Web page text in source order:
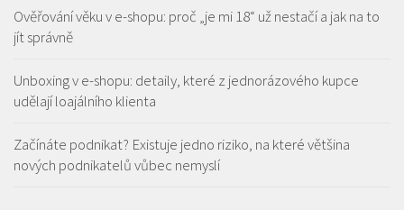
Ověřování věku v e-shopu: proč „je mi 18“ už nestačí a jak na to
jít správně
Unboxing v e-shopu: detaily, které z jednorázového kupce
udělají loajálního klienta
Začínáte podnikat? Existuje jedno riziko, na které většina
nových podnikatelů vůbec nemyslí